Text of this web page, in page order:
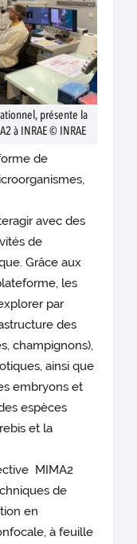
présente la
à INRAE © INRAE
de
avec des
de
Grâce aux
les
par
des
champignons),
ainsi que
embryons et
espèces
et la
MIMA2
de
en
à feuille